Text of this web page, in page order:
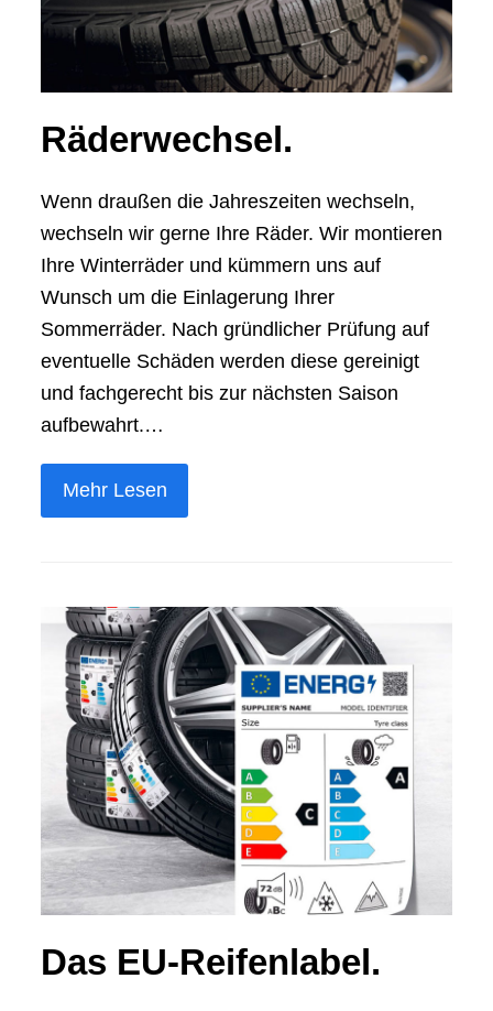
Räderwechsel.
Wenn draußen die Jahreszeiten wechseln,
wechseln wir gerne Ihre Räder. Wir montieren
Ihre Winterräder und kümmern uns auf
Wunsch um die Einlagerung Ihrer
Sommerräder. Nach gründlicher Prüfung auf
eventuelle Schäden werden diese gereinigt
und fachgerecht bis zur nächsten Saison
aufbewahrt.…
Mehr Lesen
Das EU-Reifenlabel.